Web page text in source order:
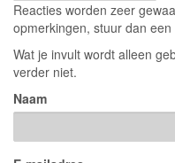
Reacties worden zeer
opmerkingen, stuur dan
Wat je invult wordt alleen
verder niet.
Naam